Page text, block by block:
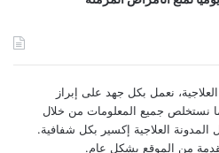
نعمل بكل جهد على إبراز
نستخلص جميع المعلومات من خلال
العلاجية إكسير بكل شفافية.
من الموقع بشكل عام.